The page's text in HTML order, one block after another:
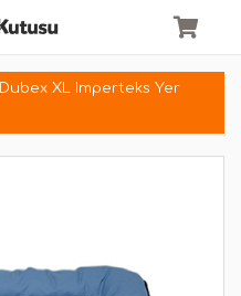
Dubex XL Imperteks Yer